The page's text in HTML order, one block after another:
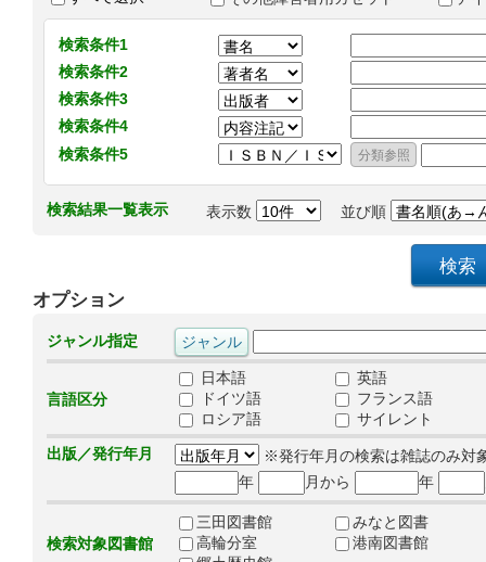
検索条件1
検索条件2
検索条件3
検索条件4
検索条件5
検索結果一覧表示 表示数 並び順
オプション
ジャンル指定
言語区分
日本語
英語
ドイツ語
フランス語
ロシア語
サイレント
出版／発行年月
※発行年月の検索は雑誌のみ対
年
月から 年
検索対象図書館
三田図書館
みなと図書
高輪分室
港南図書館